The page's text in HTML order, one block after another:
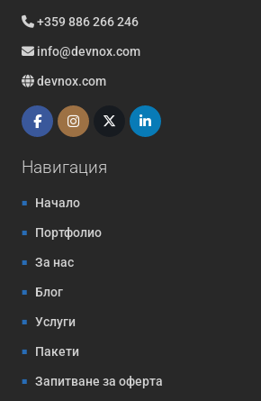
+359 886 266 246
info@devnox.com
devnox.com
Навигация
Начало
Портфолио
За нас
Блог
Услуги
Пакети
Запитване за оферта